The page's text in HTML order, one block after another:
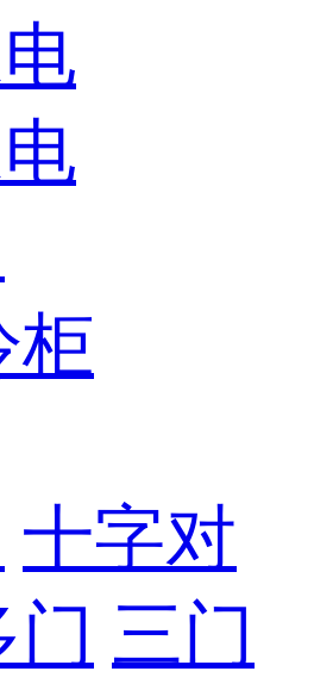
柜
十字对
门 三门